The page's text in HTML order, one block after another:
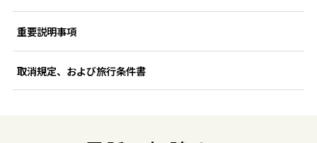
重要説明事項
取消規定、および旅行条件書